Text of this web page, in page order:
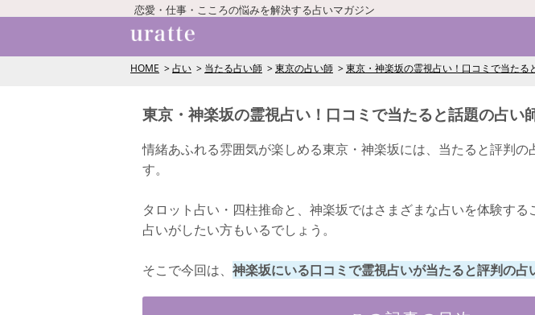
恋愛・仕事・こころの悩みを解決する占いマガジン
HOME 占い 当たる占い師 東京の占い師 東京・神楽坂の霊視占い！口コミで当たる
東京・神楽坂の霊視占い！口コミで当たると話題の占い
情緒あふれる雰囲気が楽しめる東京・神楽坂には、当たると評判の
す。
タロット占い・四柱推命と、神楽坂ではさまざまな占いを体験す
占いがしたい方もいるでしょう。
そこで今回は、 神楽坂にいる口コミで霊視占いが当たると評判の占